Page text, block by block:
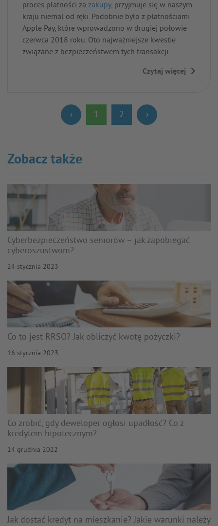
proces płatności za zakupy, przyjmuje się w naszym
kraju niemal od ręki. Podobnie było z płatnościami
Apple Pay, które wprowadzono w drugiej połowie
czerwca 2018 roku. Oto najważniejsze kwestie
związane z bezpieczeństwem tych transakcji.
Czytaj więcej
‹ 1
(current)
2 ›
Zobacz także
Cyberbezpieczeństwo seniorów – jak zapobiegać
cyberoszustwom?
24 stycznia 2023
Co to jest RRSO? Jak obliczyć kwotę pożyczki?
16 stycznia 2023
Co zrobić, gdy deweloper ogłosi upadłość? Co z
kredytem hipotecznym?
14 grudnia 2022
Jak dostać kredyt na mieszkanie? Jakie warunki należy